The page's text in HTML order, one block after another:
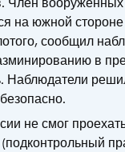
на южной стороне
сообщил
в
Наблюдатели
не смог